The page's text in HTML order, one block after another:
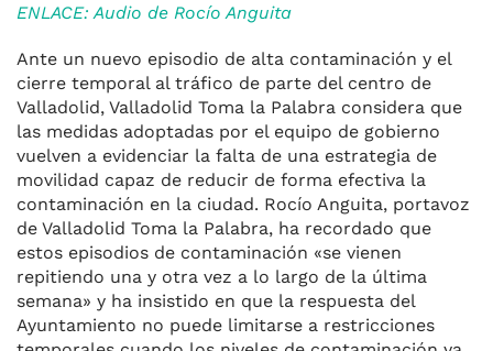
ENLACE: Audio de Rocío Anguita
Ante un nuevo episodio de alta contaminación y el
cierre temporal al tráfico de parte del centro de
Valladolid, Valladolid Toma la Palabra considera que
las medidas adoptadas por el equipo de gobierno
vuelven a evidenciar la falta de una estrategia de
movilidad capaz de reducir de forma efectiva la
contaminación en la ciudad. Rocío Anguita, portavoz
de Valladolid Toma la Palabra, ha recordado que
estos episodios de contaminación «se vienen
repitiendo una y otra vez a lo largo de la última
semana» y ha insistido en que la respuesta del
Ayuntamiento no puede limitarse a restricciones